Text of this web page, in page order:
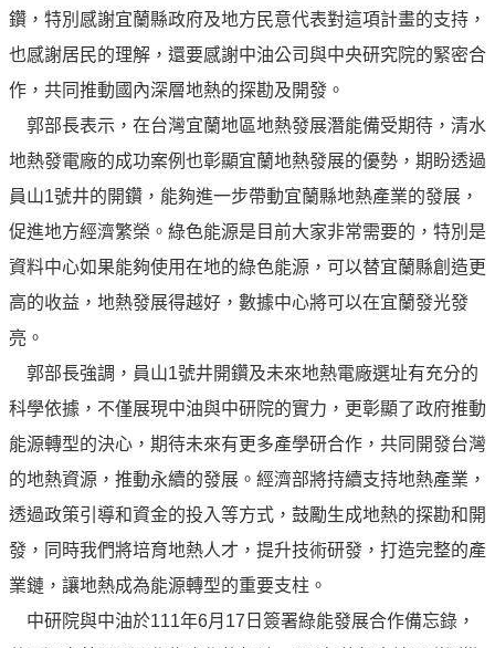
愛
油
深
耕
懷
續
供
應
最
消
息
互
動
專
中
鑽，特別感謝宜蘭縣政府及地方民意代表對這項計畫的支持，
也感謝居民的理解，還要感謝中油公司與中央研究院的緊密合
作，共同推動國內深層地熱的探勘及開發。
郭部長表示，在台灣宜蘭地區地熱發展潛能備受期待，清水
地熱發電廠的成功案例也彰顯宜蘭地熱發展的優勢，期盼透過
員山1號井的開鑽，能夠進一步帶動宜蘭縣地熱產業的發展，
促進地方經濟繁榮。綠色能源是目前大家非常需要的，特別是
資料中心如果能夠使用在地的綠色能源，可以替宜蘭縣創造更
高的收益，地熱發展得越好，數據中心將可以在宜蘭發光發
亮。
郭部長強調，員山1號井開鑽及未來地熱電廠選址有充分的
科學依據，不僅展現中油與中研院的實力，更彰顯了政府推動
能源轉型的決心，期待未來有更多產學研合作，共同開發台灣
的地熱資源，推動永續的發展。經濟部將持續支持地熱產業，
透過政策引導和資金的投入等方式，鼓勵生成地熱的探勘和開
發，同時我們將培育地熱人才，提升技術研發，打造完整的產
業鏈，讓地熱成為能源轉型的重要支柱。
中研院與中油於111年6月17日簽署綠能發展合作備忘錄，